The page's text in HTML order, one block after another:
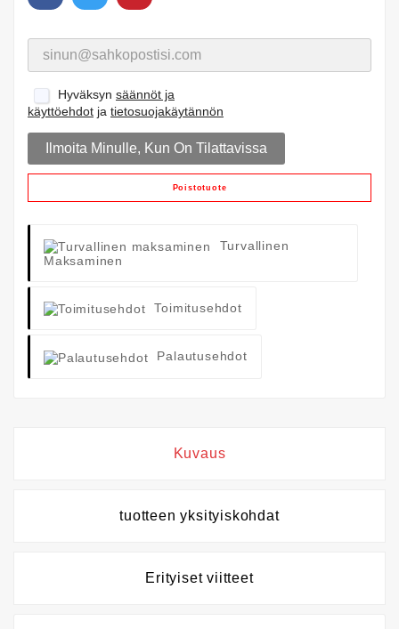
Hyväksyn säännöt ja
käyttöehdot ja tietosuojakäytännön
Ilmoita Minulle, Kun On Tilattavissa
Poistotuote
Turvallinen
Maksaminen
Toimitusehdot
Palautusehdot
Kuvaus
tuotteen yksityiskohdat
Erityiset viitteet